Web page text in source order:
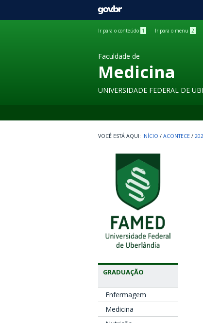
GOVBR
Ir para o conteúdo 1 Ir para o menu 2
Faculdade de
Medicina
UNIVERSIDADE FEDERAL DE
INÍCIO / ACONTECE /
GRADUAÇÃO
Enfermagem
Medicina